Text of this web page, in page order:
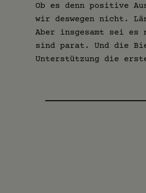
Ob es denn positive
wir deswegen nicht.
Aber insgesamt sei es
sind parat. Und die
Unterstützung die